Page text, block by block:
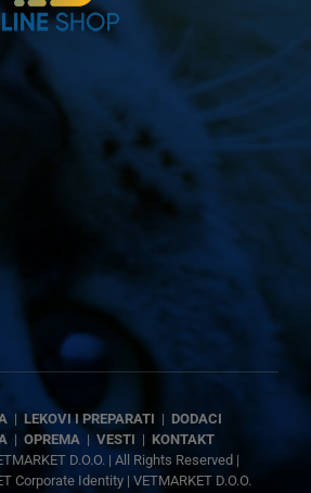
| LEKOVI I PREPARATI | DODACI
| OPREMA | VESTI | KONTAKT
D.O.O. | All Rights Reserved |
Corporate Identity| VETMARKET D.O.O.